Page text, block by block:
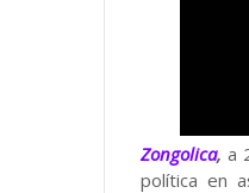
Zongolica,a
política en